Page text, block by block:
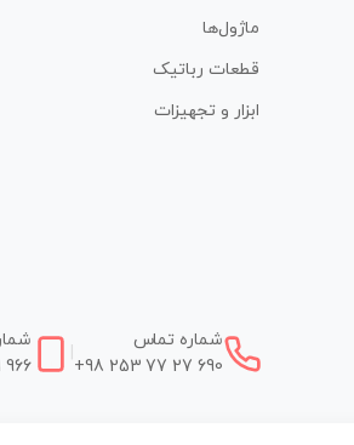
ماژول‌ها
قطعات رباتیک
ابزار و تجهیزات
شماره تماس
+98 253 77 27 690
966